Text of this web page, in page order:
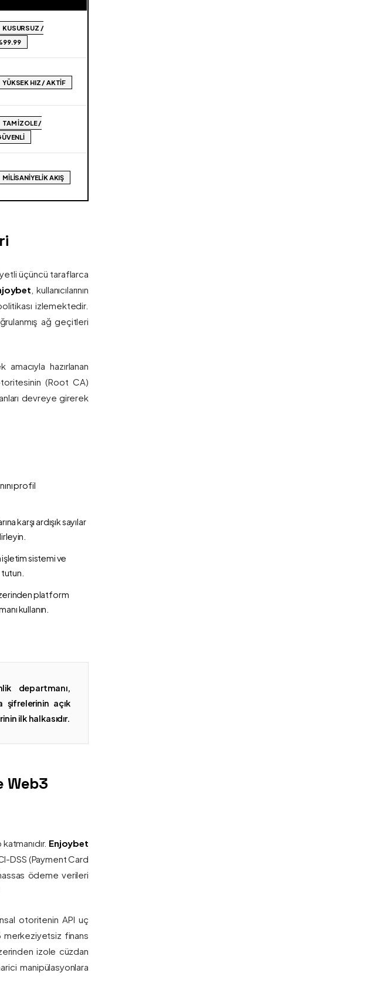
KUSURSUZ /
YÜKSEK HIZ / AKTIF
TAM İZOLE /
MILISANIYELIK AKIŞ
üçüncü taraflarca
, kullanıcılarının
izlemektedir.
ağ geçitleri
hazırlanan
(Root CA)
devreye girerek
profil
karşı ardışık sayılar
işletim sistemi ve
platform
kullanın.
departmanı,
şifrelerinin açık
ilk halkasıdır.
Web3
Enjoybet
DSS (Payment Card
ödeme verileri
otoritenin API uç
merkeziyetsiz finans
izole cüzdan
manipülasyonlara